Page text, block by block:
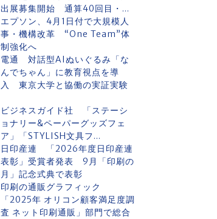
出展募集開始 通算40回目・...
エプソン、4月1日付で大規模人
事・機構改革 “One Team”体
制強化へ
電通 対話型AIぬいぐるみ「な
んでちゃん」に教育視点を導
入 東京大学と協働の実証実験
ビジネスガイド社 「ステーシ
ョナリー&ペーパーグッズフェ
ア」「STYLISH文具フ...
日印産連 「2026年度日印産連
表彰」受賞者発表 9月「印刷の
月」記念式典で表彰
印刷の通販グラフィック
「2025年 オリコン顧客満足度調
査 ネット印刷通販」部門で総合